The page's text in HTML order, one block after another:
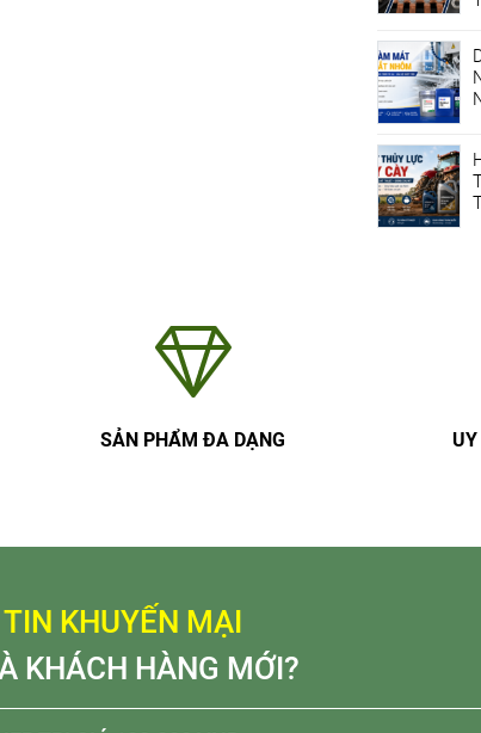
SẢN PHẨM ĐA DẠNG
KHUYẾN MẠI
KHÁCH HÀNG MỚI?